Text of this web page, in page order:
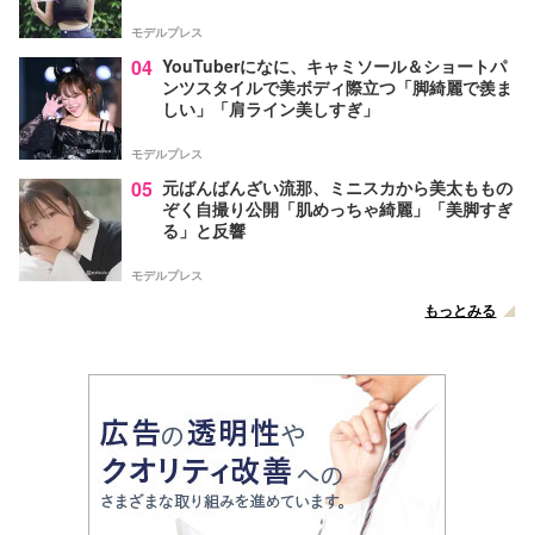
モデルプレス
04 YouTuberになに、キャミソール＆ショートパ
ンツスタイルで美ボディ際立つ「脚綺麗で羨ま
しい」「肩ライン美しすぎ」
モデルプレス
05 元ばんばんざい流那、ミニスカから美太ももの
ぞく自撮り公開「肌めっちゃ綺麗」「美脚すぎ
る」と反響
モデルプレス
もっとみる